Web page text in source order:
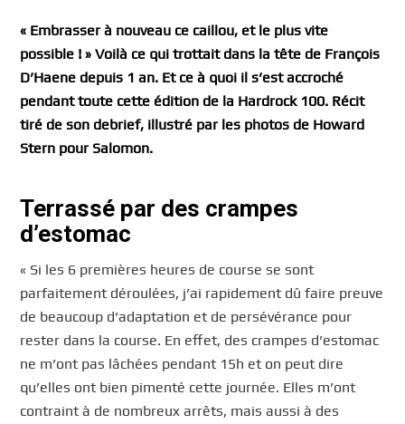
« Embrasser à nouveau ce caillou, et le plus vite
possible ! » Voilà ce qui trottait dans la tête de François
D’Haene depuis 1 an. Et ce à quoi il s’est accroché
pendant toute cette édition de la Hardrock 100. Récit
tiré de son debrief, illustré par les photos de Howard
Stern pour Salomon.
Terrassé par des crampes
d’estomac
« Si les 6 premières heures de course se sont
parfaitement déroulées, j’ai rapidement dû faire preuve
de beaucoup d’adaptation et de persévérance pour
rester dans la course. En effet, des crampes d’estomac
ne m’ont pas lâchées pendant 15h et on peut dire
qu’elles ont bien pimenté cette journée. Elles m’ont
contraint à de nombreux arrêts, mais aussi à des